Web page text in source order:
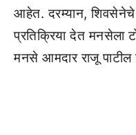
आहेत. दरम्यान,
प्रतिक्रिया देत मनसेला
मनसे आमदार राजू पाटील